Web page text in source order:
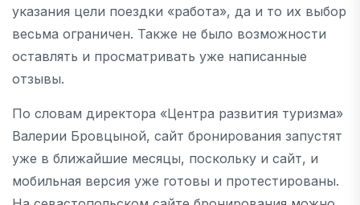
указания цели поездки «работа», да и то их выбор
весьма ограничен. Также не было возможности
оставлять и просматривать уже написанные
отзывы.
По словам директора «Центра развития туризма»
Валерии Бровцыной, сайт бронирования запустят
уже в ближайшие месяцы, поскольку и сайт, и
мобильная версия уже готовы и протестированы.